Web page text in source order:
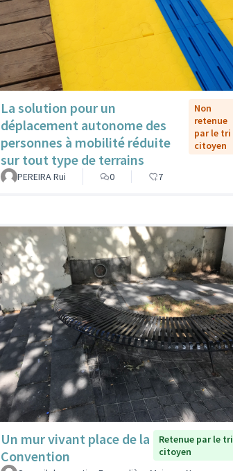
La solution pour un
déplacement autonome des
personnes à mobilité réduite
sur tout type de terrains
Non
retenue
par le tri
citoyen
PEREIRA Rui 0 7
Un mur vivant place de la
Convention
Retenue par le tri
citoyen